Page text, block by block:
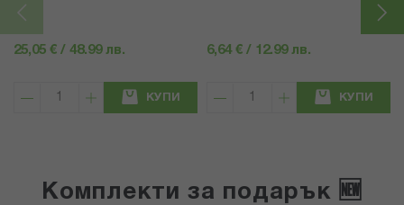
25,05 € / 48.99 лв.
КУПИ
6,64 € / 12.99 лв.
КУПИ
Комплекти за подарък 🆕